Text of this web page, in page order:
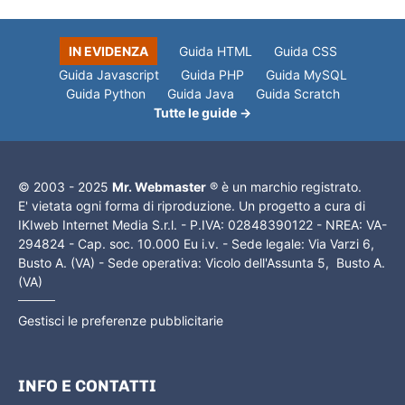
IN EVIDENZA Guida HTML
Guida CSS
Guida Javascript
Guida PHP
Guida MySQL
Guida Python
Guida Java
Guida Scratch
Tutte le guide →
© 2003 - 2025 Mr. Webmaster ® è un marchio registrato.
E' vietata ogni forma di riproduzione. Un progetto a cura di
IKIweb Internet Media S.r.l. - P.IVA: 02848390122 - NREA: VA-
294824 - Cap. soc. 10.000 Eu i.v. - Sede legale: Via Varzi 6,
Busto A. (VA) - Sede operativa: Vicolo dell'Assunta 5, Busto A.
(VA)
Gestisci le preferenze pubblicitarie
INFO E CONTATTI